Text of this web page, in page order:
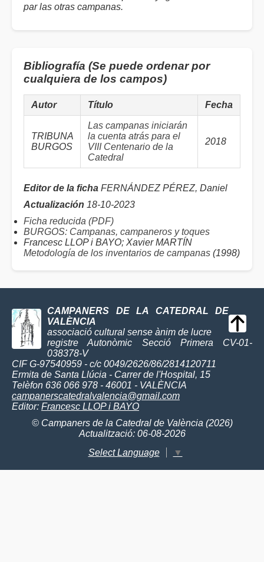
par las otras campanas.
Bibliografía (Se puede ordenar por
cualquiera de los campos)
Autor Título Fecha
TRIBUNA
BURGOS
Las campanas iniciarán
la cuenta atrás para el
VIII Centenario de la
Catedral
2018
Editor de la ficha FERNÁNDEZ PÉREZ, Daniel
Actualización 18-10-2023
Ficha reducida (PDF)
BURGOS: Campanas, campaneros y toques
Francesc LLOP i BAYO; Xavier MARTÍN
Metodología de los inventarios de campanas (1998)
CAMPANERS DE LA CATEDRAL DE
VALÈNCIA
associació cultural sense ànim de lucre
registre Autonòmic Secció Primera CV-01-
038378-V
CIF G-97540959 - c/c 0049/2626/86/2814120711
Ermita de Santa Llúcia - Carrer de l'Hospital, 15
Telèfon 636 066 978 - 46001 - VALÈNCIA
campanerscatedralvalencia@gmail.com
Editor: Francesc LLOP i BAYO
© Campaners de la Catedral de València (2026)
Actualització: 06-08-2026
Select Language
▼